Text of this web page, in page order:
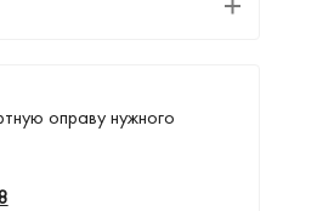
оправу нужного